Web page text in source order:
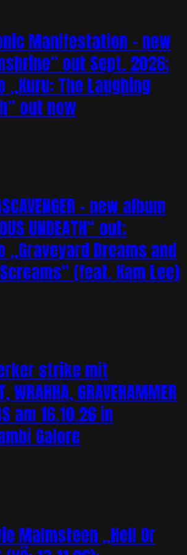
Manifestation – new
out Sept. 2026;
„Kuru: The Laughing
out now
– new album
UNDEATH“ out;
„Graveyard Dreams and
(feat. Kam Lee)
strike mit
WRAHHA, GRAVEHAMMER
am 16.10.26 in
Galore
Malmsteen „Hell Or